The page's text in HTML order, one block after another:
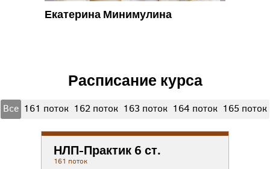
Екатерина Минимулина
Расписание курса
Все 161 поток 162 поток 163 поток 164 поток 165 поток
НЛП-Практик 6 ст.
161 поток